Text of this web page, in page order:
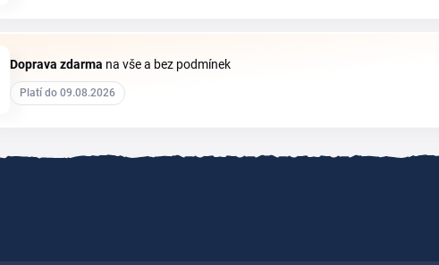
Doprava zdarma na vše a bez podmínek
Platí do 09.08.2026